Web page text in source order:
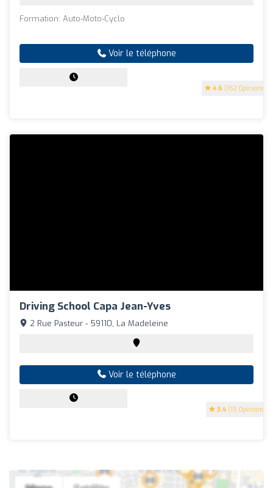
4.6 (162 Opinions)
Formation: Auto-Moto-Cyclo
Voir le téléphone
Driving School Capa Jean-Yves
3.4 (15 Opinions)
2 Rue Pasteur - 59110, La Madeleine
Voir le téléphone